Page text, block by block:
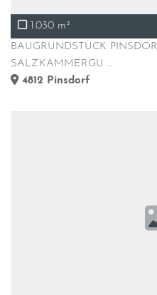
1.030 m²
BAUGRUNDSTÜCK
SALZKAMMERGU ...
4812 Pinsdorf